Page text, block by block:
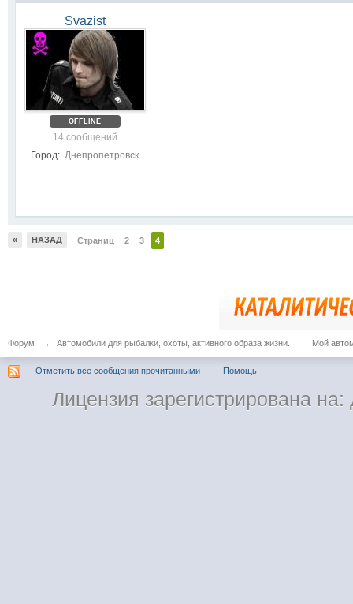
Svazist
OFFLINE
14 сообщений
Город: Днепропетровск
« НАЗАД Страниц 2 3 4
Форум → Автомобили для рыбалки, охоты, активного образа жизни. → Мой
Отметить все сообщения прочитанными Помощь
Лицензия зарегистрирована